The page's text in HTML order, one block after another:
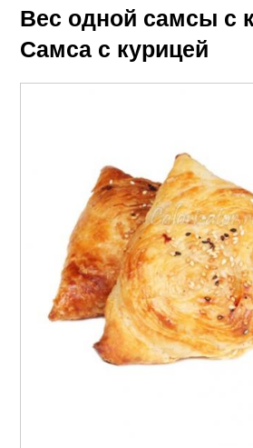
Вес одной самсы с
Самса с курицей